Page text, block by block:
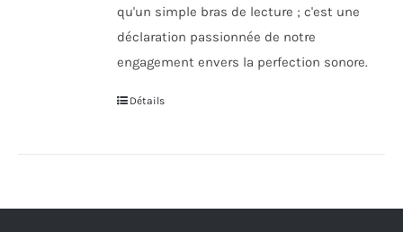
qu'un simple bras de lecture ; c'est une
déclaration passionnée de notre
engagement envers la perfection sonore.
Détails